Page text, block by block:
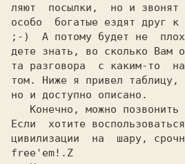
ляют  посылки,  но и звонят
особо  богатые ездят друг к
;-)  А потому будет не
дете знать, во сколько Вам
та разговора  с каким-то
том. Ниже я привел таблицу,
но и доступно описано.
Если  хотите
free'em!.Z